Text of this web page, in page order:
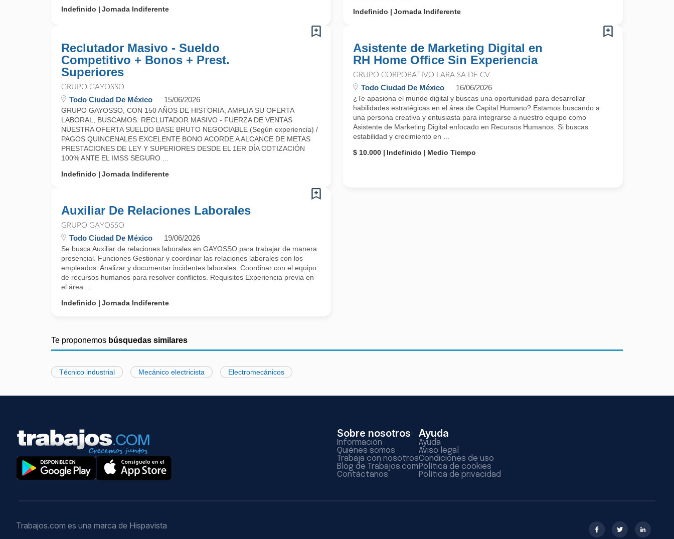
Indefinido
Jornada Indiferente
Indefinido
Jornada Indiferente
Reclutador Masivo - Sueldo
Competitivo + Bonos + Prest.
Superiores
GRUPO GAYOSSO
Todo Ciudad De México 15/06/2026
GRUPO GAYOSSO, CON 150 AÑOS DE HISTORIA, AMPLIA SU OFERTA
LABORAL, BUSCAMOS: RECLUTADOR MASIVO - FUERZA DE VENTAS
NUESTRA OFERTA SUELDO BASE BRUTO NEGOCIABLE (Según experiencia) /
PAGOS QUINCENALES EXCELENTE BONO ACORDE A ALCANCE DE METAS
PRESTACIONES DE LEY Y SUPERIORES DESDE EL 1ER DÍA COTIZACIÓN
100% ANTE EL IMSS SEGURO ...
Indefinido
Jornada Indiferente
Asistente de Marketing Digital en
RH Home Office Sin Experiencia
GRUPO CORPORATIVO LARA SA DE CV
Todo Ciudad De México 16/06/2026
¿Te apasiona el mundo digital y buscas una oportunidad para desarrollar
habilidades estratégicas en el área de Capital Humano? Estamos buscando a
una persona creativa y entusiasta para integrarse a nuestro equipo como
Asistente de Marketing Digital enfocado en Recursos Humanos. Si buscas
estabilidad y crecimiento en ...
$ 10.000
Indefinido Medio Tiempo
Auxiliar De Relaciones Laborales
GRUPO GAYOSSO
Todo Ciudad De México 19/06/2026
Se busca Auxiliar de relaciones laborales en GAYOSSO para trabajar de manera
presencial. Funciones Gestionar y coordinar las relaciones laborales con los
empleados. Analizar y documentar incidentes laborales. Coordinar con el equipo
de recursos humanos para resolver conflictos. Requisitos Experiencia previa en
el área ...
Indefinido
Jornada Indiferente
Te proponemos búsquedas similares
Técnico industrial Mecánico electricista Electromecánicos
Sobre nosotros
Información
Quiénes somos
Trabaja con nosotros
Blog de Trabajos.com
Contáctanos
Ayuda
Ayuda
Aviso legal
Condiciones de uso
Política de cookies
Política de privacidad
Trabajos.com es una marca de Hispavista